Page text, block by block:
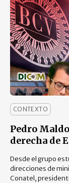
CONTEXTO
Pedro
derecha de
Desde el grupo
direcciones de
Conatel,